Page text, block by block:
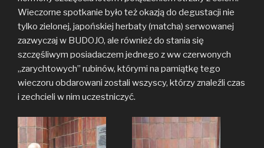
Wieczorne spotkanie było też okazją do degustacji nie
tylko zielonej, japońskiej herbaty (matcha) serwowanej
zazwyczaj w BUDOJO, ale również do stania się
szczęśliwym posiadaczem jednego z ww czerwonych
„zarychtowych” rubinów, którymi na pamiątkę tego
wieczoru obdarowani zostali wszyscy, którzy znaleźli czas
i zechcieli w nim uczestniczyć.